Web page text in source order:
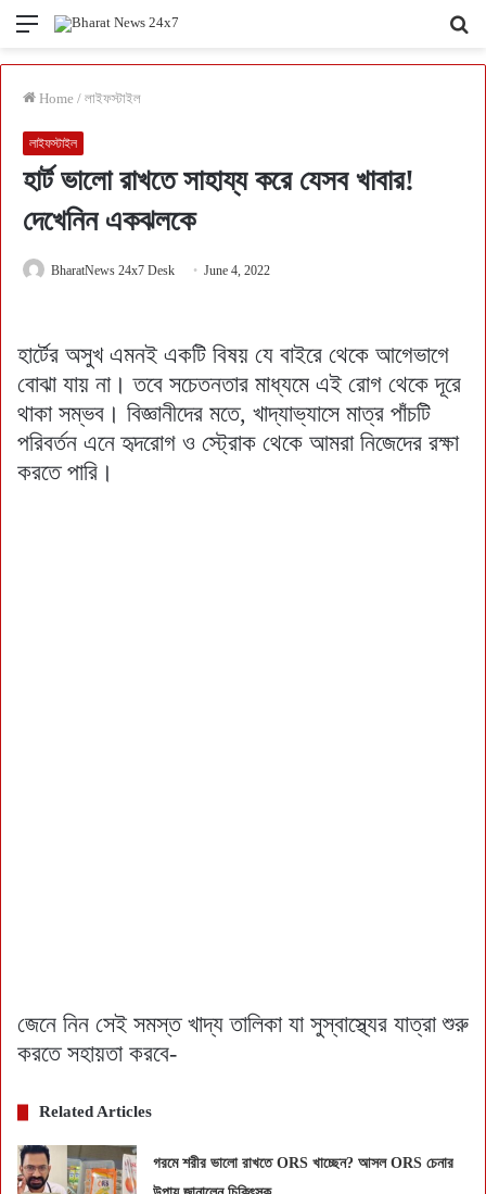
Menu
Home / লাইফস্টাইল
লাইফস্টাইল
হার্ট ভালো রাখতে সাহায্য করে যেসব খাবার!
দেখেনিন একঝলকে
BharatNews 24x7 Desk June 4, 2022
হার্টের অসুখ এমনই একটি বিষয় যে বাইরে থেকে আগেভাগে
বোঝা যায় না। তবে সচেতনতার মাধ্যমে এই রোগ থেকে দূরে
থাকা সম্ভব। বিজ্ঞানীদের মতে, খাদ্যাভ্যাসে মাত্র পাঁচটি
পরিবর্তন এনে হৃদরোগ ও স্ট্রোক থেকে আমরা নিজেদের রক্ষা
করতে পারি।
জেনে নিন সেই সমস্ত খাদ্য তালিকা যা সুস্বাস্থ্যের যাত্রা শুরু
করতে সহায়তা করবে-
Related Articles
গরমে শরীর ভালো রাখতে ORS খাচ্ছেন? আসল ORS চেনার